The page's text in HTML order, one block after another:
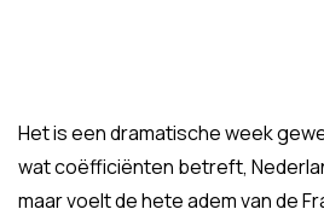
Het is een dramatische week
wat coëfficiënten betreft,
maar voelt de hete adem van de